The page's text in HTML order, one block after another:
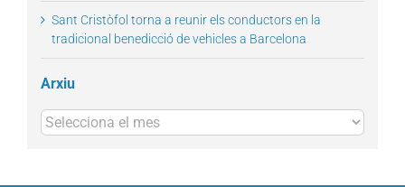
Sant Cristòfol torna a reunir els conductors en la
tradicional benedicció de vehicles a Barcelona
Arxiu
Arxius